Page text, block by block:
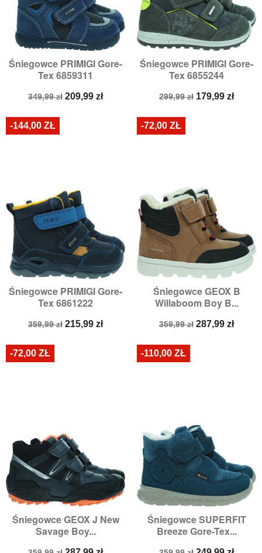
Śniegowce PRIMIGI Gore-
Tex 6859311
Cena
349,99 zł Cena
209,99 zł
Śniegowce PRIMIGI Gore-
Tex 6855244
Cena
299,99 zł Cena
179,99 zł
Śniegowce PRIMIGI Gore-
Tex 6861222
Cena
359,99 zł Cena
215,99 zł
-144,00 ZŁ
Śniegowce GEOX B
Willaboom Boy B...
Cena
359,99 zł Cena
287,99 zł
-72,00 ZŁ
Śniegowce GEOX J New
Savage Boy...
-72,00 ZŁ
Śniegowce SUPERFIT
Breeze Gore-Tex...
-110,00 ZŁ